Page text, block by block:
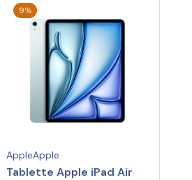
9%
AppleApple
Tablette Apple iPad Air